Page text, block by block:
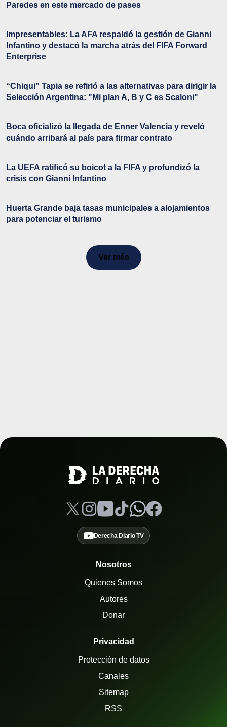
Paredes en este mercado de pases
Impresentables: La AFA respaldó la gestión de Gianni
Infantino y destacó la marcha atrás del FIFA Forward
Enterprise
“Chiqui” Tapia se refirió a las alternativas para dirigir la
Selección Argentina: "Mi plan A, B y C es Scaloni"
Boca oficializó la llegada de Enner Valencia y reveló
cuándo arribará al país para firmar contrato
La UEFA ratificó su boicot a la FIFA y profundizó la
crisis con Gianni Infantino
Huerta Grande baja tasas municipales a alojamientos
para potenciar el turismo
Ver más
Derecha Diario TV
Nosotros
Quienes Somos
Autores
Donar
Privacidad
Protección de datos
Canales
Sitemap
RSS